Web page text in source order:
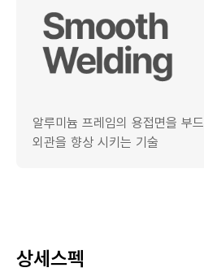
알루미늄 프레임의 용접면을 부
외관을 향상 시키는 기술
상세스펙